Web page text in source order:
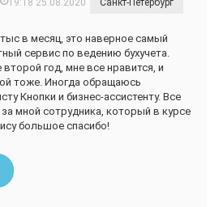
в месяц, это наверное самый
сервис по ведению бухучета.
год, мне все нравится, и
тоже. Иногда обращаюсь
Кнопки и бизнес-ассистенту. Все
мной сотрудника, который в курсе
большое спасибо!